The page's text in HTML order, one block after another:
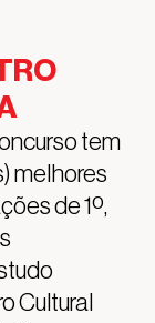
tem
melhores
de 1º,
Cultural